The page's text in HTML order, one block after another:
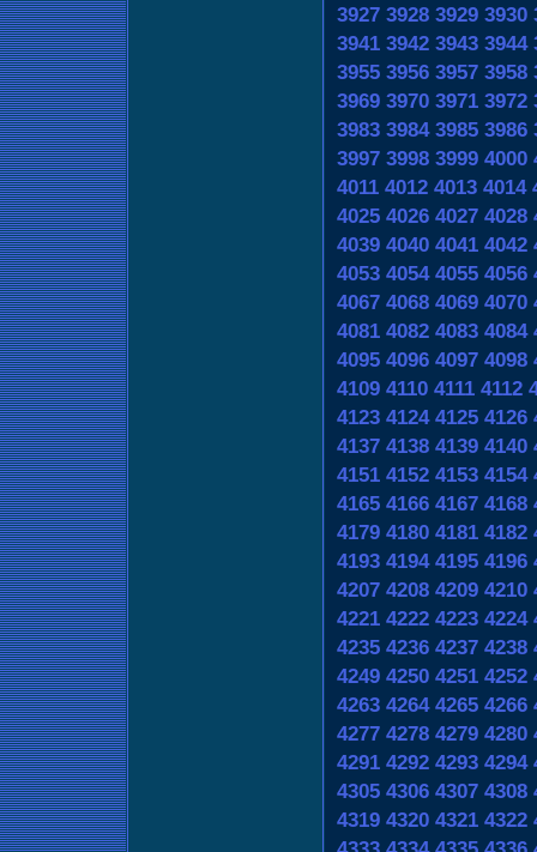
3927 3928 3929 3930
3941 3942 3943 3944
3955 3956 3957 3958
3969 3970 3971 3972
3983 3984 3985 3986
3997 3998 3999 4000
4011 4012 4013 4014
4025 4026 4027 4028
4039 4040 4041 4042
4053 4054 4055 4056
4067 4068 4069 4070
4081 4082 4083 4084
4095 4096 4097 4098
4109 4110 4111 4112
4123 4124 4125 4126
4137 4138 4139 4140
4151 4152 4153 4154
4165 4166 4167 4168
4179 4180 4181 4182
4193 4194 4195 4196
4207 4208 4209 4210
4221 4222 4223 4224
4235 4236 4237 4238
4249 4250 4251 4252
4263 4264 4265 4266
4277 4278 4279 4280
4291 4292 4293 4294
4305 4306 4307 4308
4319 4320 4321 4322